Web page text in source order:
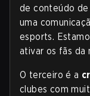
de conteúdo
uma
esports.
ativar os fãs da
O terceiro é a
clubes com